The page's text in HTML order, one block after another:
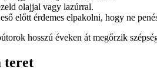
olajjal vagy lazúrral.
előtt érdemes elpakolni, hogy ne
hosszú éveken át megőrzik
teret